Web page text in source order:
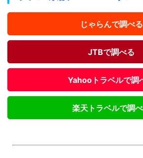
じゃらんで調べる
JTBで調べる
Yahooトラベルで調
楽天トラベルで調